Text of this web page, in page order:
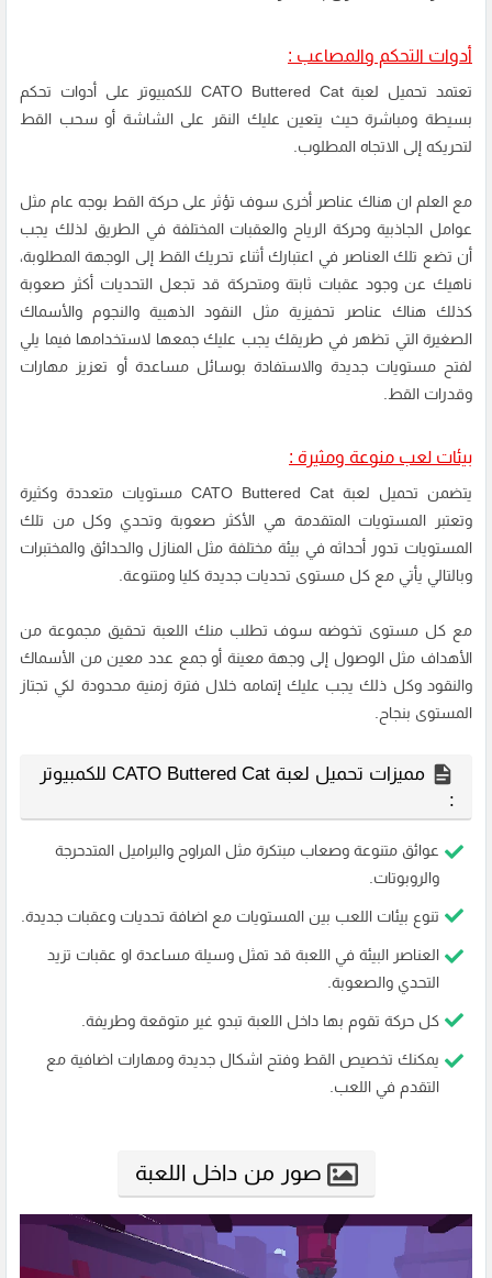
أدوات التحكم والمصاعب :
تعتمد تحميل لعبة CATO Buttered Cat للكمبيوتر على أدوات تحكم
بسيطة ومباشرة حيث يتعين عليك النقر على الشاشة أو سحب القط
لتحريكه إلى الاتجاه المطلوب.
مع العلم ان هناك عناصر أخرى سوف تؤثر على حركة القط بوجه عام مثل
عوامل الجاذبية وحركة الرياح والعقبات المختلفة في الطريق لذلك يجب
أن تضع تلك العناصر في اعتبارك أثناء تحريك القط إلى الوجهة المطلوبة،
ناهيك عن وجود عقبات ثابتة ومتحركة قد تجعل التحديات أكثر صعوبة
كذلك هناك عناصر تحفيزية مثل النقود الذهبية والنجوم والأسماك
الصغيرة التي تظهر في طريقك يجب عليك جمعها لاستخدامها فيما يلي
لفتح مستويات جديدة والاستفادة بوسائل مساعدة أو تعزيز مهارات
وقدرات القط.
بيئات لعب منوعة ومثيرة :
يتضمن تحميل لعبة CATO Buttered Cat مستويات متعددة وكثيرة
وتعتبر المستويات المتقدمة هي الأكثر صعوبة وتحدي وكل من تلك
المستويات تدور أحداثه في بيئة مختلفة مثل المنازل والحدائق والمختبرات
وبالتالي يأتي مع كل مستوى تحديات جديدة كليا ومتنوعة.
مع كل مستوى تخوضه سوف تطلب منك اللعبة تحقيق مجموعة من
الأهداف مثل الوصول إلى وجهة معينة أو جمع عدد معين من الأسماك
والنقود وكل ذلك يجب عليك إتمامه خلال فترة زمنية محدودة لكي تجتاز
المستوى بنجاح.
مميزات تحميل لعبة CATO Buttered Cat للكمبيوتر
:
عوائق متنوعة وصعاب مبتكرة مثل المراوح والبراميل المتدحرجة
والروبوتات.
تنوع بيئات اللعب بين المستويات مع اضافة تحديات وعقبات جديدة.
العناصر البيئة في اللعبة قد تمثل وسيلة مساعدة او عقبات تزيد
التحدي والصعوبة.
كل حركة تقوم بها داخل اللعبة تبدو غير متوقعة وطريفة.
يمكنك تخصيص القط وفتح اشكال جديدة ومهارات اضافية مع
التقدم في اللعب.
صور من داخل اللعبة